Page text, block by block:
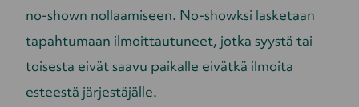
no-shown nollaamiseen. No-showksi lasketaan
tapahtumaan ilmoittautuneet, jotka syystä tai
toisesta eivät saavu paikalle eivätkä ilmoita
esteestä järjestäjälle.